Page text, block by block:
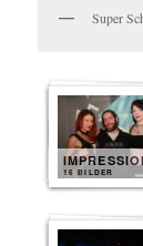
Super
16 BILDER